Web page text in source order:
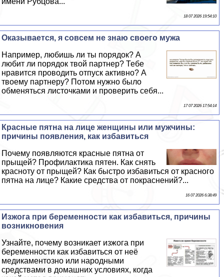
18 07 2026 19:54:10
Оказывается, я совсем не знаю своего мужа
Например, любишь ли ты порядок? А
любит ли порядок твой партнер? Тебе
нравится проводить отпуск активно? А
твоему партнеру? Потом нужно было
обменяться листочками и проверить себя...
17 07 2026 17:54:14
Красные пятна на лице женщины или мужчины:
причины появления, как избавиться
Почему появляются красные пятна от
прыщей? Профилактика пятен. Как снять
красноту от прыщей? Как быстро избавиться от красного
пятна на лице? Какие средства от покраснений?...
16 07 2026 6:38:49
Изжога при беременности как избавиться, причины
возникновения
Узнайте, почему возникает изжога при
беременности как избавиться от неё
медикаментозно или народными
средствами в домашних условиях, когда